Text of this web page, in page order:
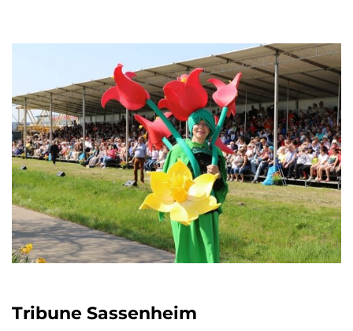
Tribune Sassenheim